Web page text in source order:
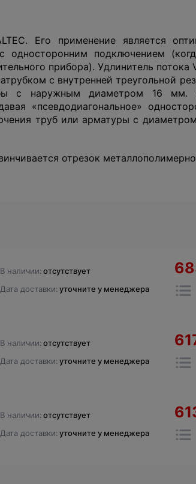
Его применение является
односторонним подключением
прибора). Удлинитель потока
с внутренней треугольной
с наружным диаметром 16 мм.
«псевдодиагональное»
труб или арматуры c
отрезок
В наличии: отсутствует
Дата доставки: уточните у менеджера
В наличии: отсутствует
Дата доставки: уточните у менеджера
В наличии: отсутствует
Дата доставки: уточните у менеджера